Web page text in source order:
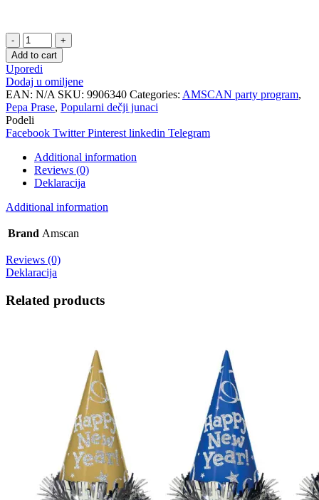
Pozivnice
Pepa
Prase
1/8
quantity
Add to cart
Uporedi
Dodaj u omiljene
EAN: N/A SKU: 9906340 Categories: AMSCAN party program,
Pepa Prase, Popularni dečji junaci
Podeli
Facebook Twitter Pinterest linkedin Telegram
Additional information
Reviews (0)
Deklaracija
Additional information
Brand Amscan
Reviews (0)
Deklaracija
Related products